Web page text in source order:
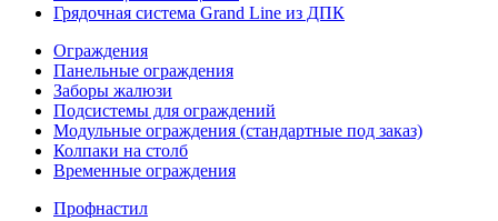
Грядочная система Grand Line из ДПК
Ограждения
Панельные ограждения
Заборы жалюзи
Подсистемы для ограждений
Модульные ограждения (стандартные под заказ)
Колпаки на столб
Временные ограждения
Профнастил